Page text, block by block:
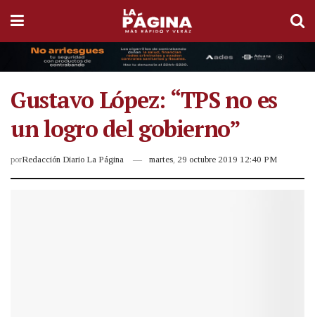
Gustavo López: “TPS no es
un logro del gobierno”
porRedacción Diario La Página martes, 29 octubre 2019 12:40 PM